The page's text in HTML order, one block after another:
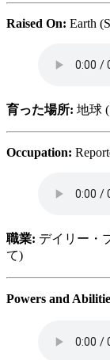
Raised On: Earth
育った場所: 地球
Occupation:
職業: デイリー・
て)
Powers and